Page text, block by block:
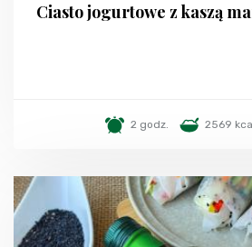
Ciasto jogurtowe z kaszą
2 godz. 2569